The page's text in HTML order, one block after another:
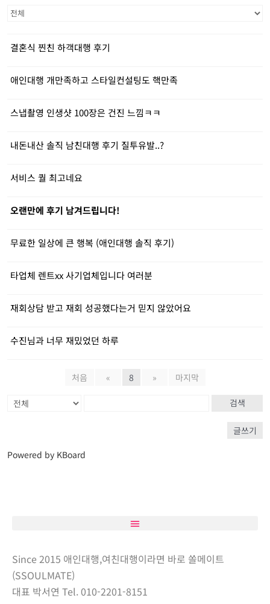
결혼식 찐친 하객대행 후기
애인대행 개만족하고 스타일컨설팅도 핵만족
스냅촬영 인생샷 100장은 건진 느낌ㅋㅋ
내돈내산 솔직 남친대행 후기 질투유발..?
서비스 퀄 최고네요
오랜만에 후기 남겨드립니다!
무료한 일상에 큰 행복 (애인대행 솔직 후기)
타업체 렌트xx 사기업체입니다 여러분
재회상담 받고 재회 성공했다는거 믿지 않았어요
수진님과 너무 재밌었던 하루
처음 « 8 » 마지막
검색
글쓰기
Powered by KBoard
Since 2015 애인대행,여친대행이라면 바로 쏠메이트
(SSOULMATE)
대표 박서연 Tel. 010-2201-8151